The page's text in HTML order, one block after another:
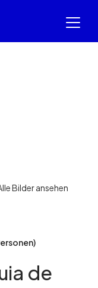
Bilder ansehen
de